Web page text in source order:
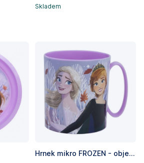
Skladem
Hrnek mikro FROZEN - objem 390ml